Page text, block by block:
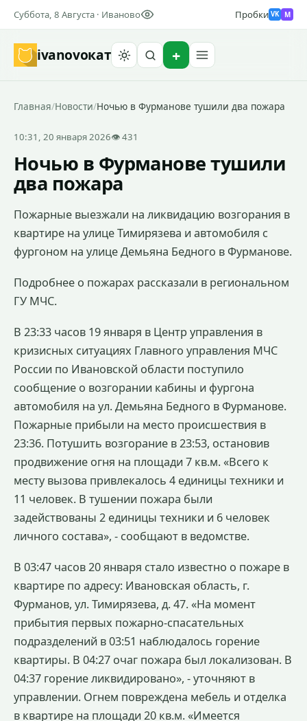
Суббота, 8 Августа · Иваново Пробки VK M
ivanovoкат
Найти
Главная/Новости/Ночью в Фурманове тушили два пожара
10:31, 20 января 2026👁 431
Ночью в Фурманове тушили
два пожара
Пожарные выезжали на ликвидацию возгорания в
квартире на улице Тимирязева и автомобиля с
фургоном на улице Демьяна Бедного в Фурманове.
Подробнее о пожарах рассказали в региональном
ГУ МЧС.
В 23:33 часов 19 января в Центр управления в
кризисных ситуациях Главного управления МЧС
России по Ивановской области поступило
сообщение о возгорании кабины и фургона
автомобиля на ул. Демьяна Бедного в Фурманове.
Пожарные прибыли на место происшествия в
23:36. Потушить возгорание в 23:53, остановив
продвижение огня на площади 7 кв.м. «Всего к
месту вызова привлекалось 4 единицы техники и
11 человек. В тушении пожара были
задействованы 2 единицы техники и 6 человек
личного состава», - сообщают в ведомстве.
В 03:47 часов 20 января стало известно о пожаре в
квартире по адресу: Ивановская область, г.
Фурманов, ул. Тимирязева, д. 47. «На момент
прибытия первых пожарно-спасательных
подразделений в 03:51 наблюдалось горение
квартиры. В 04:27 очаг пожара был локализован. В
04:37 горение ликвидировано», - уточняют в
управлении. Огнем повреждена мебель и отделка
в квартире на площади 20 кв.м. «Имеется